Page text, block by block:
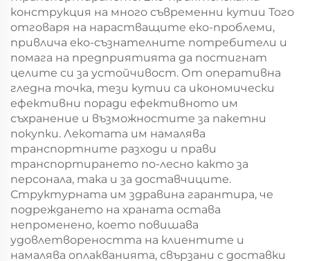
конструкция на много съвременни кутии Того
отговаря на нарастващите еко-проблеми,
привлича еко-съзнателните потребители и
помага на предприятията да постигнат
целите си за устойчивост. От оперативна
гледна точка, тези кутии са икономически
ефективни поради ефективното им
съхранение и възможностите за пакетни
покупки. Лекотата им намалява
транспортните разходи и прави
транспортирането по-лесно както за
персонала, така и за доставчиците.
Структурната им здравина гарантира, че
подреждането на храната остава
непроменено, което повишава
удовлетвореността на клиентите и
намалява оплакванията, свързани с доставки